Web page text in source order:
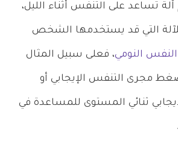
تساعد على التنفس أثناء الليل،
التي قد يستخدمها الشخص
النومي، فعلى سبيل المثال
مجرى التنفس الإيجابي أو
ثنائي المستوى للمساعدة في